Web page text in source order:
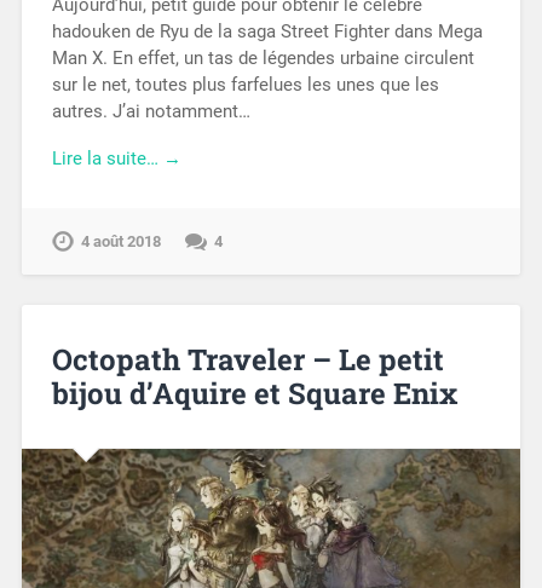
Aujourd’hui, petit guide pour obtenir le célèbre
hadouken de Ryu de la saga Street Fighter dans Mega
Man X. En effet, un tas de légendes urbaine circulent
sur le net, toutes plus farfelues les unes que les
autres. J’ai notamment…
Lire la suite… →
4 août 2018 4
Octopath Traveler – Le petit
bijou d’Aquire et Square Enix